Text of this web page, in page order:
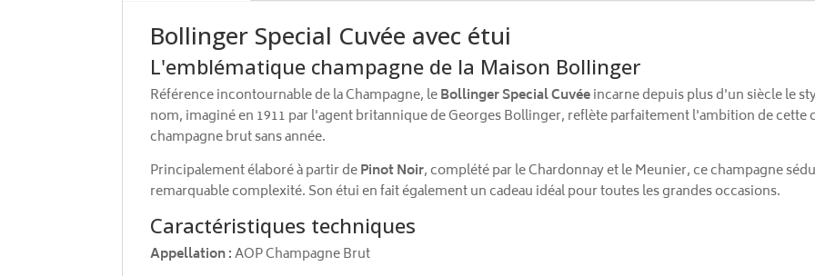
Bollinger Special Cuvée avec étui
L'emblématique champagne de la Maison Bollinger
Référence incontournable de la Champagne, leBollinger Special Cuvéeincarne depuis plus d'un siècle le
nom, imaginé en 1911 par l'agent britannique de Georges Bollinger, reflète parfaitement l'ambition de
champagne brut sans année.
Principalement élaboré à partir dePinot Noir, complété par le Chardonnay et le Meunier, ce champagne
remarquable complexité. Son étui en fait également un cadeau idéal pour toutes les grandes occasions.
Caractéristiques techniques
Appellation :AOP Champagne Brut